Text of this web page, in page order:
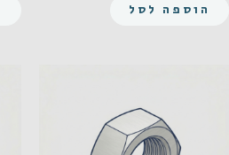
הוספה לסל